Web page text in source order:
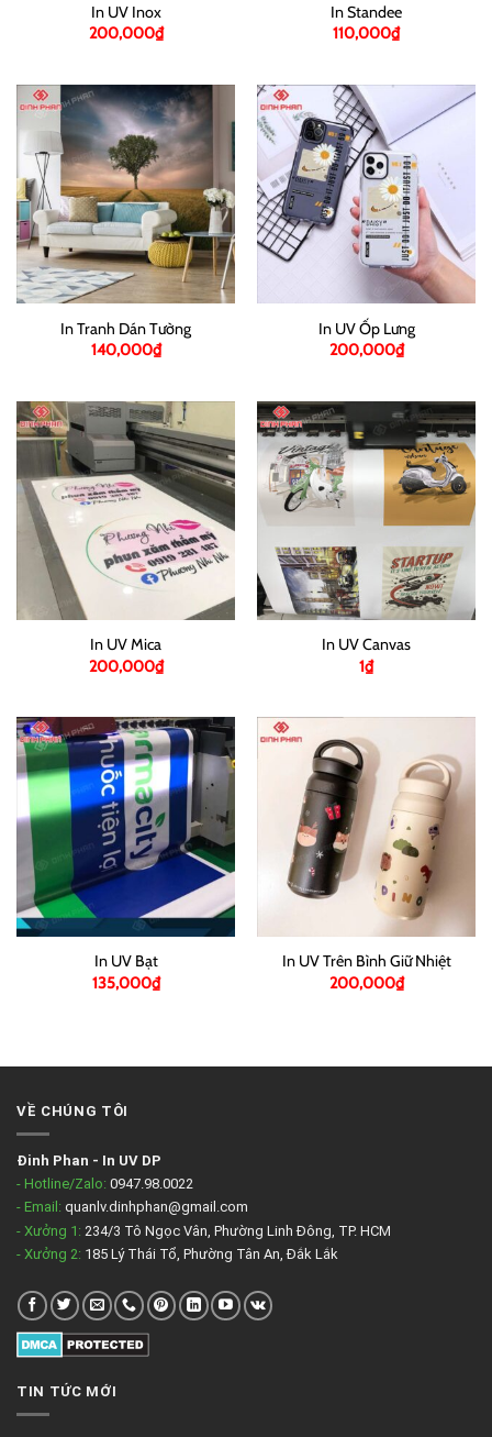
In UV Inox
200,000₫
In Standee
110,000₫
In Tranh Dán Tường
140,000₫
In UV Ốp Lưng
200,000₫
In UV Mica
200,000₫
In UV Canvas
1₫
In UV Bạt
135,000₫
In UV Trên Bình Giữ Nhiệt
200,000₫
VỀ CHÚNG TÔI
Đinh Phan - In UV DP
- Hotline/Zalo: 0947.98.0022
- Email: quanlv.dinhphan@gmail.com
- Xưởng 1: 234/3 Tô Ngọc Vân, Phường Linh Đông, TP. HCM
- Xưởng 2: 185 Lý Thái Tổ, Phường Tân An, Đắk Lắk
TIN TỨC MỚI